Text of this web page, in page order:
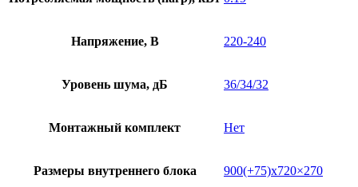
Напряжение, В 220-240
Уровень шума, дБ 36/34/32
Монтажный комплект Нет
Размеры внутреннего блока 900(+75)х720×270